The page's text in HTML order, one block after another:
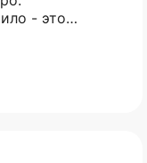
- это
коробке